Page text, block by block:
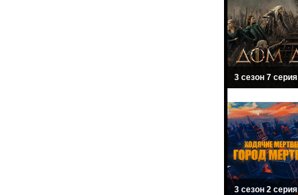
3 сезон 7 серия
3 сезон 2 серия